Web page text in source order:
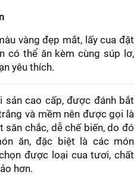
vàng đẹp mắt, lấy cua đặt
có thể ăn kèm cùng súp lơ,
yêu thích.
sản cao cấp, được đánh bắt
và mềm nên được gọi là
săn chắc, dễ chế biến, do đó
ăn, đặc biệt là các món
được loại cua tươi, chất
hơn.